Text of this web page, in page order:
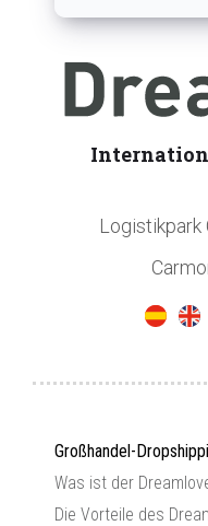
Logistikpark
Großhandel-
Was ist der
Die Vorteile des